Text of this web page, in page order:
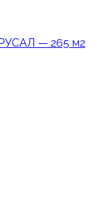
— 265 м2